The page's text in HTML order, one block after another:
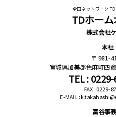
全国ネットワーク
TDホー
株式会社
本社
981-
宮城県加美郡色麻町四
TEL :
FAX : 0229-
E-MAIL :
富谷事